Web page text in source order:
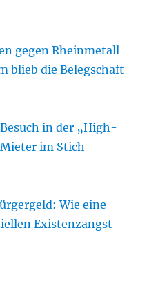
gegen Rheinmetall
blieb die Belegschaft
in der „High-
im Stich
Wie eine
Existenzangst